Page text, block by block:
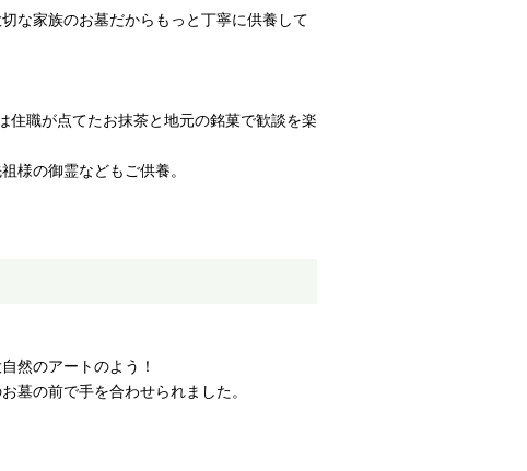
な家族のお墓だからもっと丁寧に供養して
住職が点てたお抹茶と地元の銘菓で歓談を楽
様の御霊などもご供養。
然のアートのよう！
墓の前で手を合わせられました。